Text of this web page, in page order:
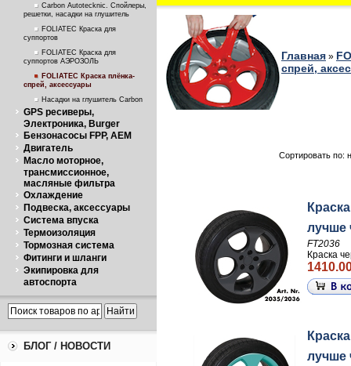
Carbon Autotecknic. Спойлеры,
решетки, насадки на глушитель
FOLIATEC Краска для
суппортов
FOLIATEC Краска для
суппортов АЭРОЗОЛЬ
FOLIATEC Краска плёнка-
спрей, аксессуары
Насадки на глушитель Carbon
GPS ресиверы,
Электроника, Burger
Бензонасосы FPP, AEM
Двигатель
Масло моторное,
трансмиссионное,
масляные фильтра
Охлаждение
Подвеска, аксессуары
Система впуска
Термоизоляция
Тормозная система
Фитинги и шланги
Экипировка для
автоспорта
БЛОГ / НОВОСТИ
Главная »
спрей,
Сортировать по:
лучше
FT2036
Краска
лучше